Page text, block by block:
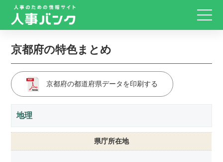
京都府の特色まとめ
京都府の都道府県データを印刷する
地理
県庁所在地